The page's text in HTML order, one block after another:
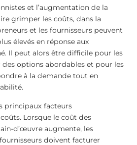
et l’augmentation de la
grimper les coûts, dans la
et les fournisseurs peuvent
élevés en réponse aux
Il peut alors être difficile pour les
options abordables et pour les
à la demande tout en
principaux facteurs
Lorsque le coût des
d’œuvre augmente, les
doivent facturer